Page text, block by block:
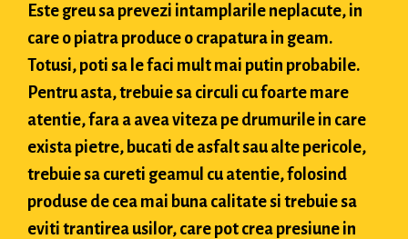
Este greu sa prevezi intamplarile neplacute, in
care o piatra produce o crapatura in geam.
Totusi, poti sa le faci mult mai putin probabile.
Pentru asta, trebuie sa circuli cu foarte mare
atentie, fara a avea viteza pe drumurile in care
exista pietre, bucati de asfalt sau alte pericole,
trebuie sa cureti geamul cu atentie, folosind
produse de cea mai buna calitate si trebuie sa
eviti trantirea usilor, care pot crea presiune in